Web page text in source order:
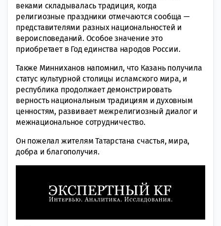
веками складывалась традиция, когда
религиозные праздники отмечаются сообща —
представителями разных национальностей и
вероисповеданий. Особое значение это
приобретает в Год единства народов России.
Также Минниханов напомнил, что Казань получила
статус культурной столицы исламского мира, и
республика продолжает демонстрировать
верность национальным традициям и духовным
ценностям, развивает межрелигиозный диалог и
межнациональное сотрудничество.
Он пожелал жителям Татарстана счастья, мира,
добра и благополучия.